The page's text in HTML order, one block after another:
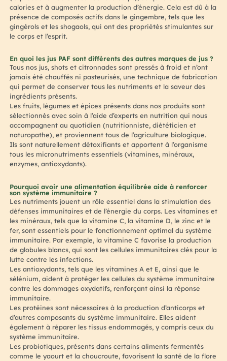
calories et à augmenter la production d’énergie. Cela est dû à la
présence de composés actifs dans le gingembre, tels que les
gingérols et les shogaols, qui ont des propriétés stimulantes sur
le corps et l’esprit.
En quoi les jus PAF sont différents des autres marques de jus ?
Tous nos jus, shots et citronnades sont pressés à froid et n’ont
jamais été chauffés ni pasteurisés, une technique de fabrication
qui permet de conserver tous les nutriments et la saveur des
ingrédients présents.
Les fruits, légumes et épices présents dans nos produits sont
sélectionnés avec soin à l’aide d’experts en nutrition qui nous
accompagnent au quotidien (nutritionniste, diététicien et
naturopathe), et proviennent tous de l’agriculture biologique.
Ils sont naturellement détoxifiants et apportent à l’organisme
tous les micronutriments essentiels (vitamines, minéraux,
enzymes, antioxydants).
Pourquoi avoir une alimentation équilibrée aide à renforcer
son système immunitaire ?
Les nutriments jouent un rôle essentiel dans la stimulation des
défenses immunitaires et de l’énergie du corps. Les vitamines et
les minéraux, tels que la vitamine C, la vitamine D, le zinc et le
fer, sont essentiels pour le fonctionnement optimal du système
immunitaire. Par exemple, la vitamine C favorise la production
de globules blancs, qui sont les cellules immunitaires clés pour la
lutte contre les infections.
Les antioxydants, tels que les vitamines A et E, ainsi que le
sélénium, aident à protéger les cellules du système immunitaire
contre les dommages oxydatifs, renforçant ainsi la réponse
immunitaire.
Les protéines sont nécessaires à la production d’anticorps et
d’autres composants du système immunitaire. Elles aident
également à réparer les tissus endommagés, y compris ceux du
système immunitaire.
Les probiotiques, présents dans certains aliments fermentés
comme le yaourt et la choucroute, favorisent la santé de la flore